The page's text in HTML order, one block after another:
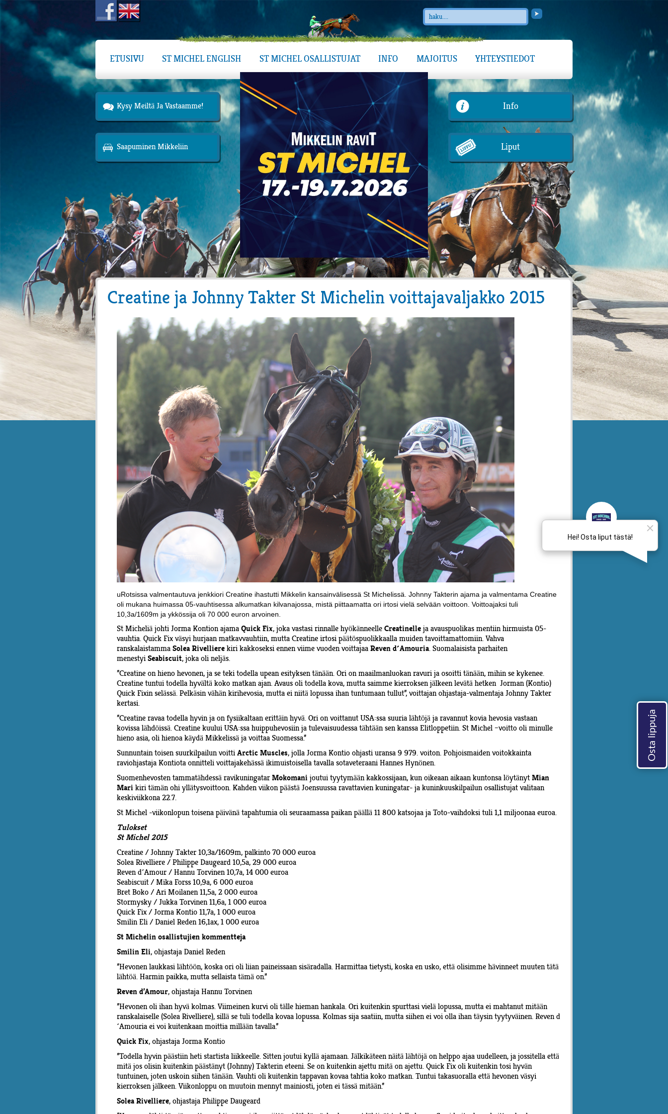
ETUSIVU ST MICHEL ENGLISH ST MICHEL OSALLISTUJAT INFO MAJOITUS YHTEYSTIEDOT
Kysy Meiltä Ja Vastaamme!
Saapuminen Mikkeliin
Info
Liput
Creatine ja Johnny Takter St Michelin voittajavaljakko 2015
uRotsissa valmentautuva jenkkiori Creatine ihastutti Mikkelin kansainvälisessä St Michelissä. Johnny Takterin ajama ja valmentama Creatine
oli mukana huimassa 05-vauhtisessa alkumatkan kilvanajossa, mistä piittaamatta ori irtosi vielä selvään voittoon. Voittoajaksi tuli
10,3a/1609m ja ykkössija oli 70 000 euron arvoinen.
St Micheliä johti Jorma Kontion ajama Quick Fix, joka vastasi rinnalle hyökänneelle Creatinelle ja avauspuolikas mentiin hirmuista 05-
vauhtia. Quick Fix väsyi hurjaan matkavvauhtiin, mutta Creatine irtosi päätöspuolikkaalla muiden tavoittamattomiin. Vahva
ranskalaistamma Solea Rivelliere kiri kakkoseksi ennen viime vuoden voittajaa Reven d´Amouria. Suomalaisista parhaiten
menestyi Seabiscuit, joka oli neljäs.
”Creatine on hieno hevonen, ja se teki todella upean esityksen tänään. Ori on maailmanluokan ravuri ja osoitti tänään, mihin se kykenee.
Creatine tuntui todella hyvältä koko matkan ajan. Avaus oli todella kova, mutta saimme kierroksen jälkeen levätä hetken Jorman (Kontio)
Quick Fixin selässä. Pelkäsin vähän kirihevosia, mutta ei niitä lopussa ihan tuntumaan tullut”, voittajan ohjastaja-valmentaja Johnny Takter
kertasi.
”Creatine ravaa todella hyvin ja on fysiikaltaan erittäin hyvä. Ori on voittanut USA:ssa suuria lähtöjä ja ravannut kovia hevosia vastaan
kovissa lähdöissä. Creatine kuului USA:ssa huippuhevosiin ja tulevaisuudessa tähtään sen kanssa Elitloppetiin. St Michel –voitto oli minulle
hieno asia, oli hienoa käydä Mikkelissä ja voittaa Suomessa.”
Sunnuntain toisen suurkilpailun voitti Arctic Muscles, jolla Jorma Kontio ohjasti uransa 9 979. voiton. Pohjoismaiden voitokkainta
raviohjastaja Kontiota onnitteli voittajakehässä ikimuistoisella tavalla sotaveteraani Hannes Hynönen.
Suomenhevosten tammatähdessä ravikuningatar Mokomani joutui tyytymään kakkossijaan, kun oikeaan aikaan kuntonsa löytänyt Mian
Mari kiri tämän ohi yllätysvoittoon. Kahden viikon päästä Joensuussa ravattavien kuningatar- ja kuninkuuskilpailun osallistujat valitaan
keskiviikkona 22.7.
St Michel -viikonlopun toisena päivänä tapahtumia oli seuraamassa paikan päällä 11 800 katsojaa ja Toto-vaihdoksi tuli 1,1 miljoonaa euroa.
Tulokset
St Michel 2015
Creatine / Johnny Takter 10,3a/1609m, palkinto 70 000 euroa
Solea Rivelliere / Philippe Daugeard 10,5a, 29 000 euroa
Reven d´Amour / Hannu Torvinen 10,7a, 14 000 euroa
Seabiscuit / Mika Forss 10,9a, 6 000 euroa
Bret Boko / Ari Moilanen 11,5a, 2 000 euroa
Stormysky / Jukka Torvinen 11,6a, 1 000 euroa
Quick Fix / Jorma Kontio 11,7a, 1 000 euroa
Smilin Eli / Daniel Reden 16,1ax, 1 000 euroa
St Michelin osallistujien kommentteja
Smilin Eli, ohjastaja Daniel Reden
”Hevonen laukkasi lähtöön, koska ori oli liian paineissaan sisäradalla. Harmittaa tietysti, koska en usko, että olisimme hävinneet muuten tätä
lähtöä. Harmin paikka, mutta sellaista tämä on.”
Reven d’Amour, ohjastaja Hannu Torvinen
”Hevonen oli ihan hyvä kolmas. Viimeinen kurvi oli tälle hieman hankala. Ori kuitenkin spurttasi vielä lopussa, mutta ei mahtanut mitään
ranskalaiselle (Solea Rivelliere), sillä se tuli todella kovaa lopussa. Kolmas sija saatiin, mutta siihen ei voi olla ihan täysin tyytyväinen. Reven d
´Amouria ei voi kuitenkaan moittia millään tavalla.”
Quick Fix, ohjastaja Jorma Kontio
”Todella hyvin päästiin heti startista liikkeelle. Sitten joutui kyllä ajamaan. Jälkikäteen näitä lähtöjä on helppo ajaa uudelleen, ja jossitella että
mitä jos olisin kuitenkin päästänyt (Johnny) Takterin eteeni. Se on kuitenkin ajettu mitä on ajettu. Quick Fix oli kuitenkin tosi hyvän
tuntuinen, joten uskoin siihen tänään. Vauhti oli kuitenkin tappavan kovaa tahtia koko matkan. Tuntui takasuoralla että hevonen väsyi
kierroksen jälkeen. Viikonloppu on muutoin mennyt mainiosti, joten ei tässä mitään.”
Solea Rivelliere, ohjastaja Philippe Daugeard